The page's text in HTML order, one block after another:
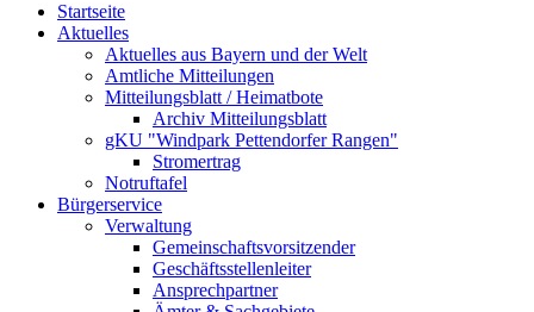
Startseite
Aktuelles
Aktuelles aus Bayern und der Welt
Amtliche Mitteilungen
Mitteilungsblatt / Heimatbote
Archiv Mitteilungsblatt
gKU "Windpark Pettendorfer Rangen"
Stromertrag
Notruftafel
Bürgerservice
Verwaltung
Gemeinschaftsvorsitzender
Geschäftsstellenleiter
Ansprechpartner